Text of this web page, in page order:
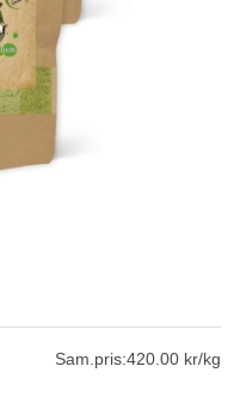
Sam.pris:420.00 kr/kg